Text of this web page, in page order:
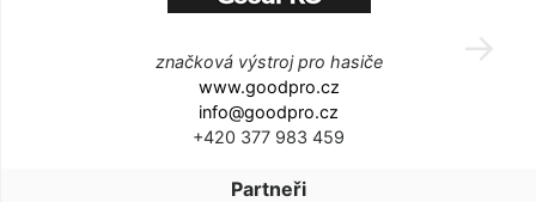
značková výstroj pro hasiče
www.goodpro.cz
info@goodpro.cz
+420 377 983 459
Partneři